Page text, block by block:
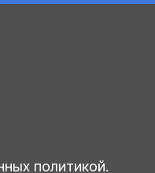
политикой.